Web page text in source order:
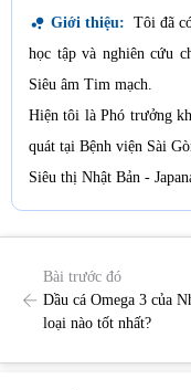
bubble_chart Giới thiệu: Tôi đã
học tập và nghiên cứu
Siêu âm Tim mạch.
Hiện tôi là Phó trưởng
quát tại Bệnh viện Sài
Siêu thị Nhật Bản -
Bài trước đó
Dầu cá Omega 3 của
loại nào tốt nhất?